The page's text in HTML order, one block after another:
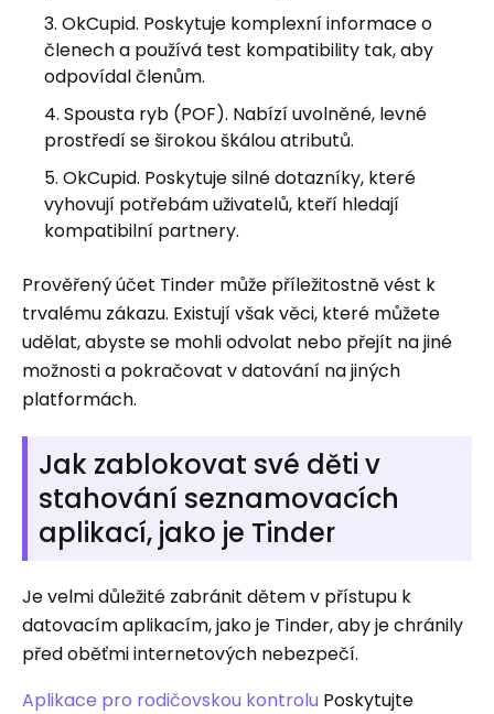
OkCupid. Poskytuje komplexní informace o
členech a používá test kompatibility tak, aby
odpovídal členům.
Spousta ryb (POF). Nabízí uvolněné, levné
prostředí se širokou škálou atributů.
OkCupid. Poskytuje silné dotazníky, které
vyhovují potřebám uživatelů, kteří hledají
kompatibilní partnery.
Prověřený účet Tinder může příležitostně vést k
trvalému zákazu. Existují však věci, které můžete
udělat, abyste se mohli odvolat nebo přejít na jiné
možnosti a pokračovat v datování na jiných
platformách.
Jak zablokovat své děti v
stahování seznamovacích
aplikací, jako je Tinder
Je velmi důležité zabránit dětem v přístupu k
datovacím aplikacím, jako je Tinder, aby je chránily
před oběťmi internetových nebezpečí.
Aplikace pro rodičovskou kontrolu Poskytujte